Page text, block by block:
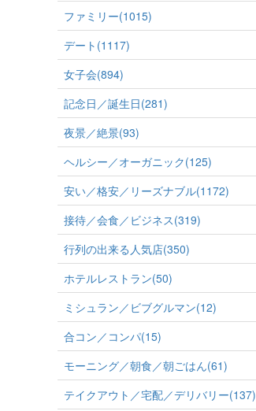
ファミリー(1015)
デート(1117)
女子会(894)
記念日／誕生日(281)
夜景／絶景(93)
ヘルシー／オーガニック(125)
安い／格安／リーズナブル(1172)
接待／会食／ビジネス(319)
行列の出来る人気店(350)
ホテルレストラン(50)
ミシュラン／ビブグルマン(12)
合コン／コンパ(15)
モーニング／朝食／朝ごはん(61)
テイクアウト／宅配／デリバリー(137)